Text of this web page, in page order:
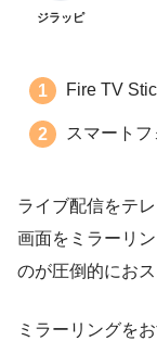
ジラッピ
Fire TV
スマート
ライブ配信をテ
画面をミラーリ
のが圧倒的におス
ミラーリングを